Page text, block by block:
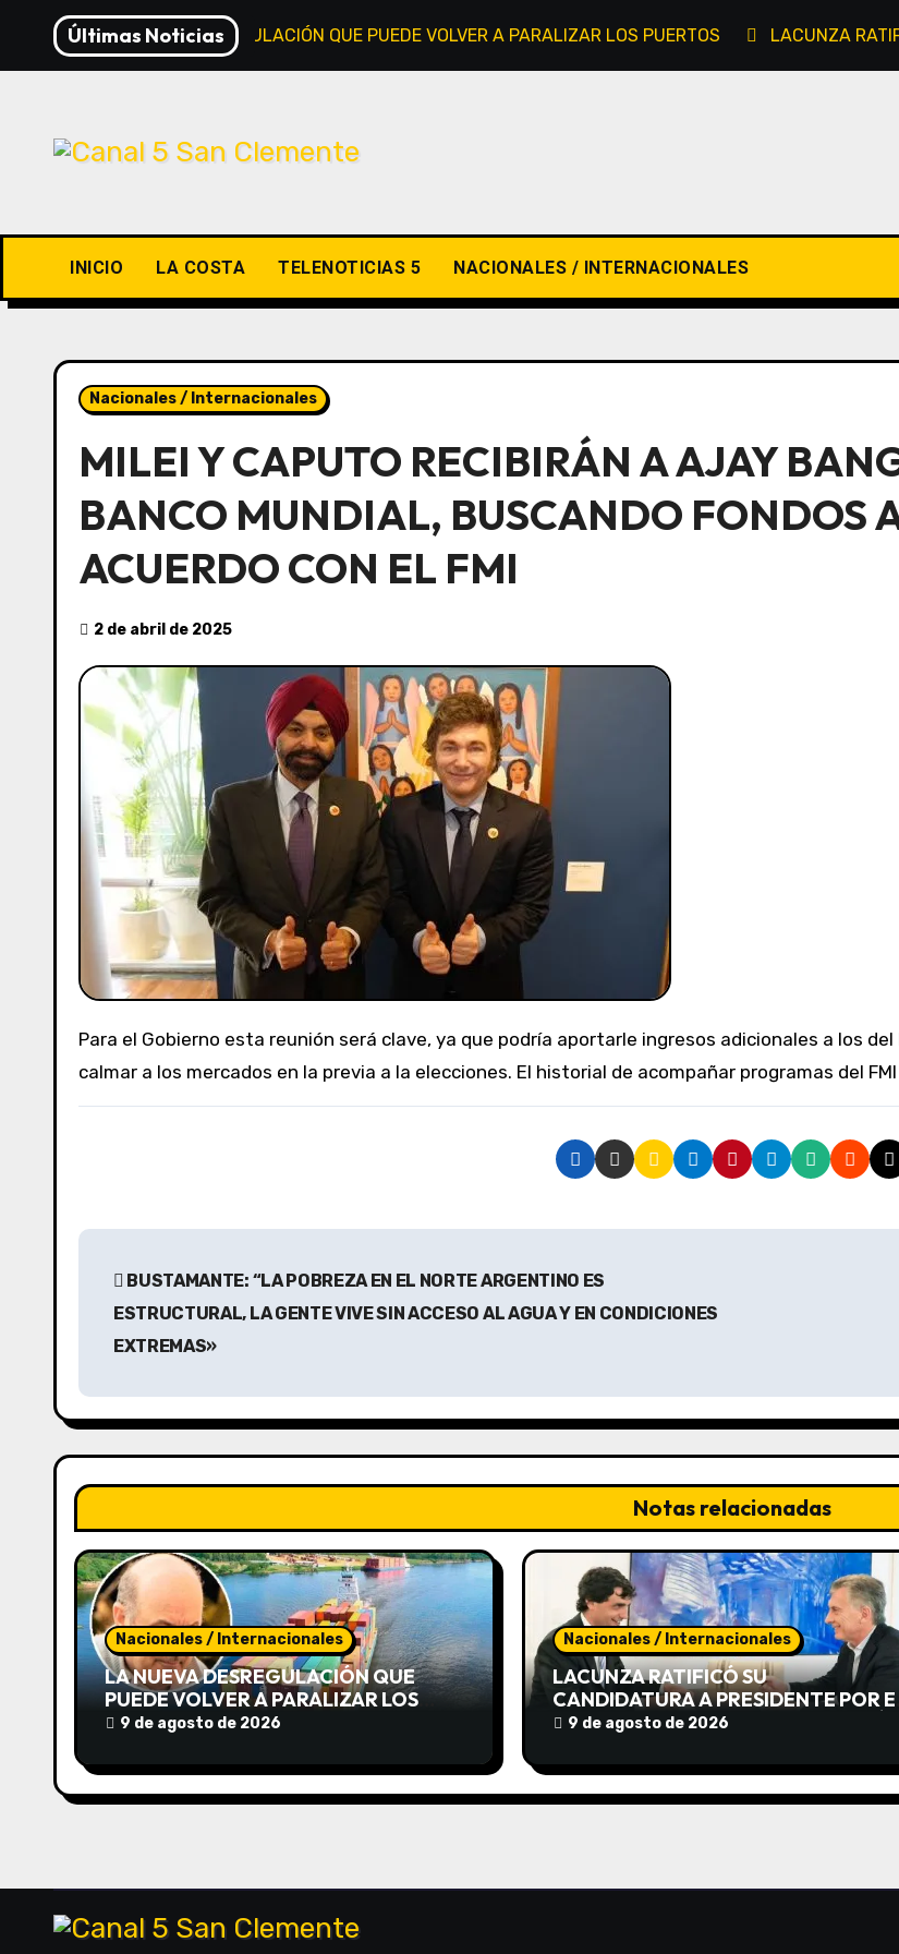
contenido
Últimas Noticias
LA NUEVA DESREGULACIÓN QUE PUEDE VOLVER A PARALIZAR LOS PUERTOS LACUNZA
INICIO LA COSTA TELENOTICIAS 5 NACIONALES / INTERNACIONALES
Nacionales / Internacionales
MILEI Y CAPUTO RECIBIRÁN A AJAY
BANCO MUNDIAL, BUSCANDO FONDOS
ACUERDO CON EL FMI
2 de abril de 2025
Para el Gobierno esta reunión será clave, ya que podría aportarle ingresos adicionales a los del FMI esenciales para contener la caída de reservas y
calmar a los mercados en la previa a la elecciones. El historial de acompañar programas del
N
e
g
a
c
i
ó
n
d
e
r
BUSTAMANTE: “LA POBREZA EN EL NORTE ARGENTINO ES
ESTRUCTURAL, LA GENTE VIVE SIN ACCESO AL AGUA Y EN CONDICIONES
EXTREMAS»
Notas relacionadas
Nacionales / Internacionales
LA NUEVA DESREGULACIÓN QUE
PUEDE VOLVER A PARALIZAR LOS
PUERTOS
9 de agosto de 2026
Nacionales / Internacionales
LACUNZA RATIFICÓ SU
CANDIDATURA A PRESIDENTE POR EL
PRO Y DICE QUE MACRI LO IMPULSÓ
9 de agosto de 2026